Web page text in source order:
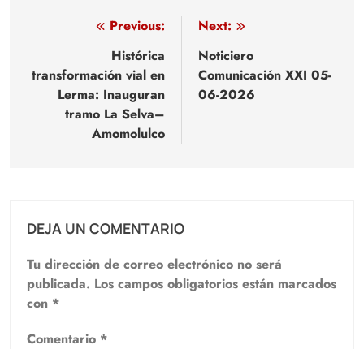
Navegación
entradas
Previous:
Histórica
transformación vial en
Lerma: Inauguran
tramo La Selva–
Amomolulco
Next:
Noticiero
Comunicación XXI 05-
06-2026
DEJA UN COMENTARIO
Tu dirección de correo electrónico no será
publicada. Los campos obligatorios están marcados
con *
Comentario *